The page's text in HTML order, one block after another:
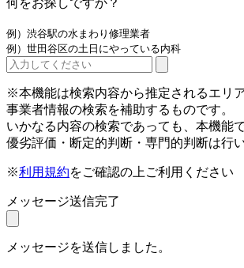
例）渋谷駅の水まわり修理業者
例）世田谷区の土日にやっている内科
※本機能は検索内容から推定されるエリ
事業者情報の検索を補助するものです。
いかなる内容の検索であっても、本機能
優劣評価・断定的判断・専門的判断は行い
※利用規約をご確認の上ご利用ください
メッセージ送信完了
メッセージを送信しました。